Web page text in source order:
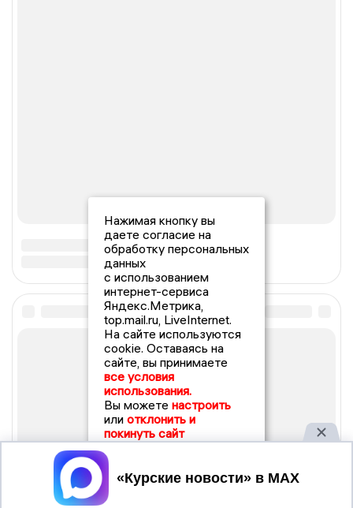
Нажимая кнопку вы
даете согласие на
обработку персональных
данных
с использованием
интернет-сервиса
Яндекс.Метрика,
top.mail.ru, LiveInternet.
На сайте используются
cookie. Оставаясь на
сайте, вы принимаете
все условия
использования.
Вы можете настроить
или отклонить и
покинуть сайт
Принять